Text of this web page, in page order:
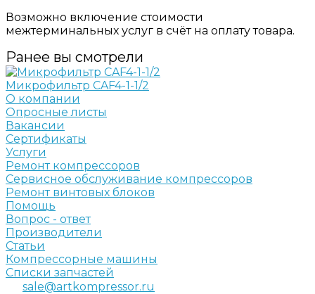
Возможно включение стоимости
межтерминальных услуг в счёт на оплату товара.
Ранее вы смотрели
Микрофильтр CAF4-1-1/2
О компании
Опросные листы
Вакансии
Сертификаты
Услуги
Ремонт компрессоров
Сервисное обслуживание компрессоров
Ремонт винтовых блоков
Помощь
Вопрос - ответ
Производители
Статьи
Компрессорные машины
Списки запчастей
sale@artkompressor.ru